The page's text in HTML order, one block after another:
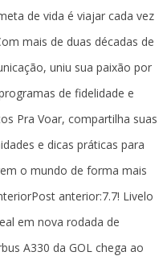
de vida é viajar cada vez
mais de duas décadas de
uniu sua paixão por
de fidelidade e
Pra Voar, compartilha suas
e dicas práticas para
o mundo de forma mais
anterior:7.7! Livelo
em nova rodada de
A330 da GOL chega ao